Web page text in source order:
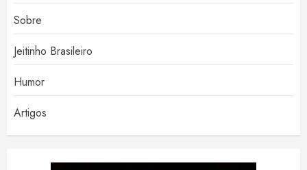
Sobre
Jeitinho Brasileiro
Humor
Artigos